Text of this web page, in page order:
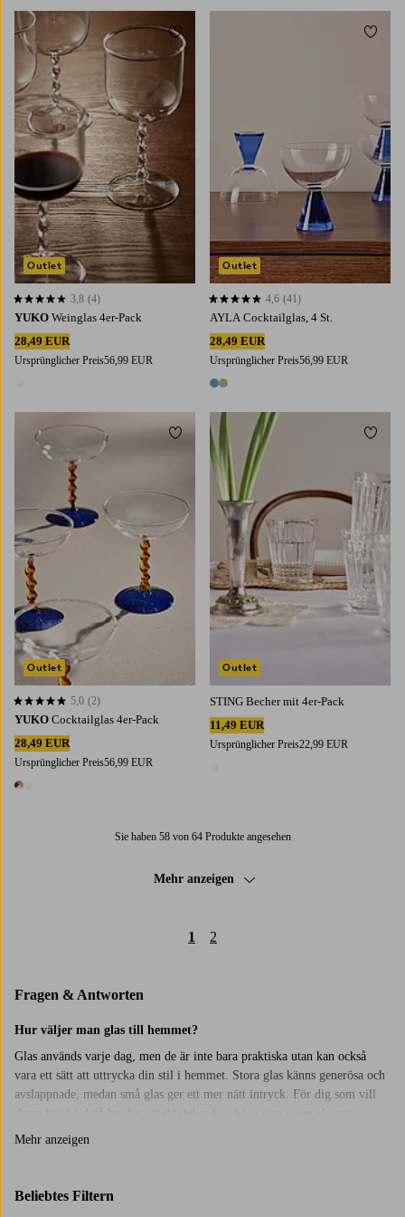
YUKO Weinglas 4er-Pack
28,49 EUR
Ursprünglicher Preis56,99 EUR
3,8 basierend auf 4 Bewertungen
3,8 (4)
Outlet
Zu Favoriten hinzufügen
AYLA Cocktailglas, 4 St.
28,49 EUR
Ursprünglicher Preis56,99 EUR
2 Farben
4,6 basierend auf 41 Bewertungen
4,6 (41)
Outlet
Zu
YUKO Cocktailglas 4er-Pack
28,49 EUR
Ursprünglicher Preis56,99 EUR
2 Farben
5,0 basierend auf 2 Bewertungen
5,0 (2)
Outlet
Zu Favoriten hinzufügen
STING Becher mit 4er-Pack
11,49 EUR
Ursprünglicher Preis22,99 EUR
Outlet
Zu
Sie haben 58 von 64 Produkte angesehen
Mehr anzeigen
1 2
Fragen & Antworten
Hur väljer man glas till hemmet?
Glas används varje dag, men de är inte bara praktiska utan kan också
vara ett sätt att uttrycka din stil i hemmet. Stora glas känns generösa och
avslappnade, medan små glas ger ett mer nätt intryck. För dig som vill
känsla. Testa gärna att blanda olika former och storlekar, det kan göra
dukningen mer levande och intressant.
Mehr anzeigen
Beliebtes Filtern